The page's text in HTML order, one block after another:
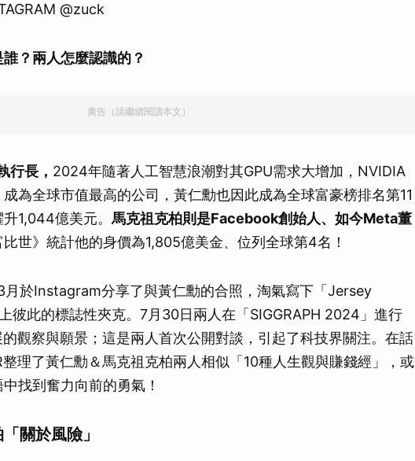
@zuck
誰？兩人怎麼認識的？
廣告（請繼續閱讀本文）
行長， 2024年隨著人工智慧浪潮對其GPU需求大增加，NVIDIA
為全球市值最高的公司，黃仁勳也因此成為全球富豪榜排名第11
1,044億美元。 馬克祖克柏則是Facebook創始人、如今Meta董
世》統計他的身價為1,805億美金、位列全球第4名！
於Instagram分享了與黃仁勳的合照，淘氣寫下「Jersey
彼此的標誌性夾克。7月30日兩人在「SIGGRAPH 2024」進行
觀察與願景；這是兩人首次公開對談，引起了科技界關注。在話
理了黃仁勳＆馬克祖克柏兩人相似「10種人生觀與賺錢經」，或
找到奮力向前的勇氣！
關於風險」